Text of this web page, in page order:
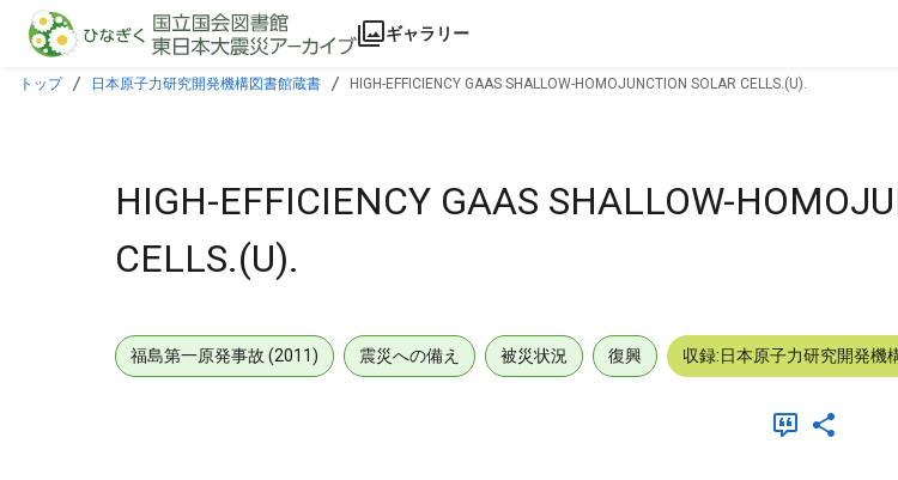
本文に飛ぶ
ギャラリー
トップ 日本原子力研究開発機構図書館蔵書 HIGH-EFFICIENCY GAAS SHALLOW-HOMOJUNCTION SOLAR CELLS.(U).
HIGH-EFFICIENCY GAAS SHALLOW-
CELLS.(U).
福島第一原発事故 (2011) 震災への備え 被災状況 復興 収録:日本原子力研究開発機